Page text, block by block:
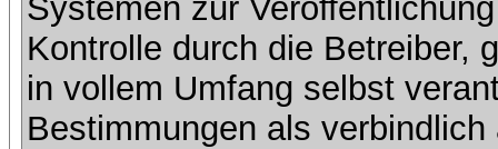
Systemen zur
Kontrolle durch die Betreiber,
in vollem Umfang selbst
Bestimmungen als verbindlich